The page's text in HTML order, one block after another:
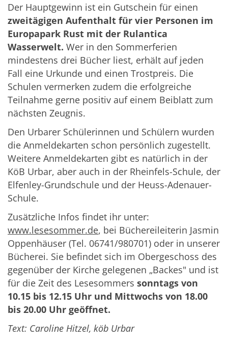
Der Hauptgewinn ist ein Gutschein für einen
zweitägigen Aufenthalt für vier Personen im
Europapark Rust mit der Rulantica
Wasserwelt. Wer in den Sommerferien
mindestens drei Bücher liest, erhält auf jeden
Fall eine Urkunde und einen Trostpreis. Die
Schulen vermerken zudem die erfolgreiche
Teilnahme gerne positiv auf einem Beiblatt zum
nächsten Zeugnis.
Den Urbarer Schülerinnen und Schülern wurden
die Anmeldekarten schon persönlich zugestellt.
Weitere Anmeldekarten gibt es natürlich in der
KöB Urbar, aber auch in der Rheinfels-Schule, der
Elfenley-Grundschule und der Heuss-Adenauer-
Schule.
Zusätzliche Infos findet ihr unter:
www.lesesommer.de, bei Büchereileiterin Jasmin
Oppenhäuser (Tel. 06741/980701) oder in unserer
Bücherei. Sie befindet sich im Obergeschoss des
gegenüber der Kirche gelegenen „Backes" und ist
für die Zeit des Lesesommers sonntags von
10.15 bis 12.15 Uhr und Mittwochs von 18.00
bis 20.00 Uhr geöffnet.
Text: Caroline Hitzel, köb Urbar